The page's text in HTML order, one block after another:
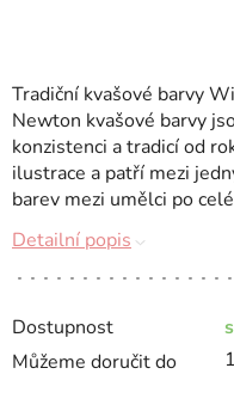
Dostupnost
Můžeme doručit do
Tradiční kvašové barvy
Newton kvašové barvy
konzistenci a tradicí od
ilustrace a patří mezi
barev mezi umělci po
Detailní popis